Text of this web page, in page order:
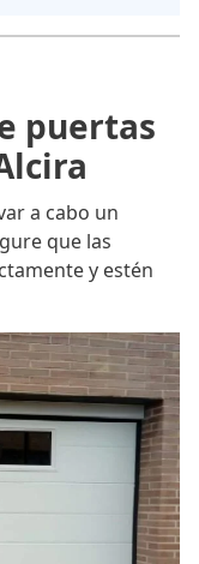
puertas
a cabo un
que las
y estén